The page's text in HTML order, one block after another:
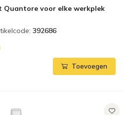
Quantore voor elke werkplek
392686
Toevoegen